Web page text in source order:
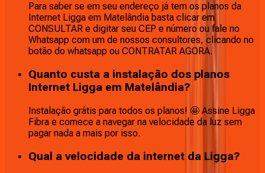
Para saber se em seu endereço já tem os planos da
Internet Ligga em Matelândia basta clicar em
CONSULTAR e digitar seu CEP e número ou fale no
Whatsapp com um de nossos consultores, clicando no
botão do whatsapp ou CONTRATAR AGORA.
Quanto custa a instalação dos planos
Internet Ligga em Matelândia?
Instalação grátis para todos os planos! 🤩 Assine Ligga
Fibra e comece a navegar na velocidade da luz sem
pagar nada a mais por isso.
Qual a velocidade da internet da Ligga?